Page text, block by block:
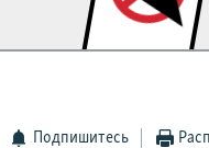
Подпишитесь